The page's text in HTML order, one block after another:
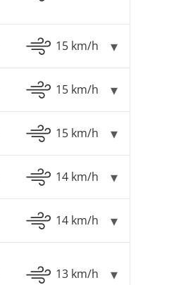
15 km/h
15 km/h
15 km/h
14 km/h
14 km/h
13 km/h